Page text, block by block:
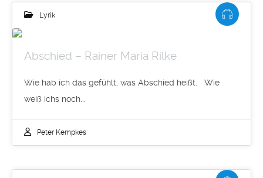
Lyrik
Abschied – Rainer Maria Rilke
Wie hab ich das gefühlt, was Abschied heißt. Wie
weiß ichs noch...
Peter Kempkes